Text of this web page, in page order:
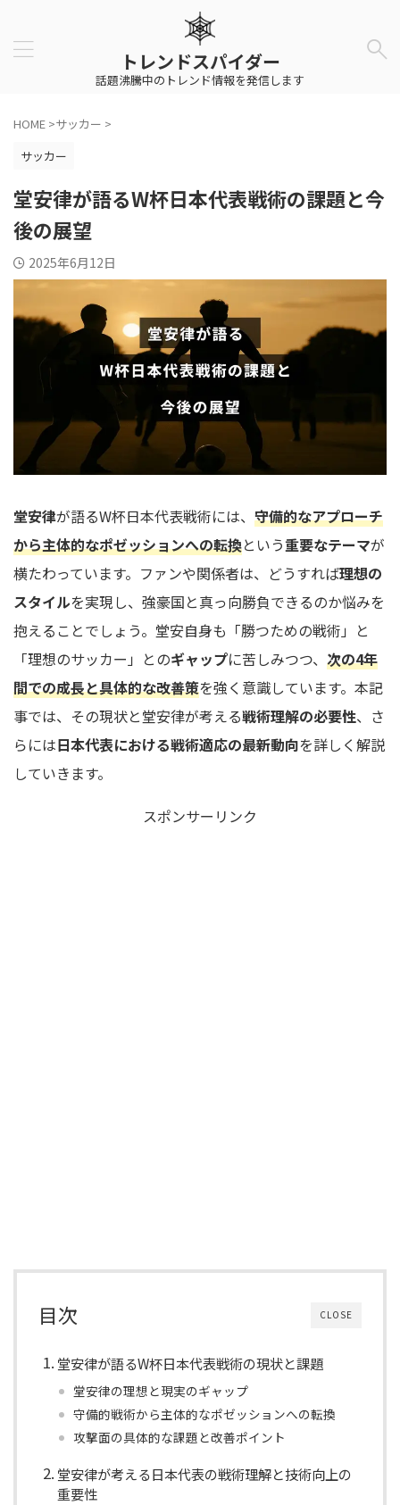
トレンドスパイダー
話題沸騰中のトレンド情報を発信します
HOME >サッカー >
サッカー
堂安律が語るW杯日本代表戦術の課題と今
後の展望
2025年6月12日
堂安律が語るW杯日本代表戦術には、 守備的なアプローチ
から主体的なポゼッションへの転換という重要なテーマが
横たわっています。ファンや関係者は、どうすれば理想の
スタイルを実現し、強豪国と真っ向勝負できるのか悩みを
抱えることでしょう。堂安自身も「勝つための戦術」と
「理想のサッカー」とのギャップに苦しみつつ、 次の4年
間での成長と具体的な改善策を強く意識しています。本記
事では、その現状と堂安律が考える戦術理解の必要性、さ
らには日本代表における戦術適応の最新動向を詳しく解説
していきます。
スポンサーリンク
CLOSE
目次
堂安律が語るW杯日本代表戦術の現状と課題
堂安律の理想と現実のギャップ
守備的戦術から主体的なポゼッションへの転換
攻撃面の具体的な課題と改善ポイント
堂安律が考える日本代表の戦術理解と技術向上の
重要性